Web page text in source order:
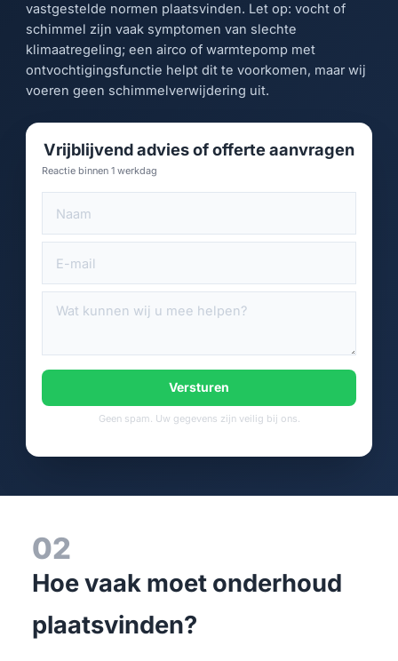
vastgestelde normen plaatsvinden. Let op: vocht of
schimmel zijn vaak symptomen van slechte
klimaatregeling; een airco of warmtepomp met
ontvochtigingsfunctie helpt dit te voorkomen, maar wij
voeren geen schimmelverwijdering uit.
Vrijblijvend advies of offerte aanvragen
Reactie binnen 1 werkdag
Versturen
Geen spam. Uw gegevens zijn veilig bij ons.
02
Hoe vaak moet onderhoud
plaatsvinden?